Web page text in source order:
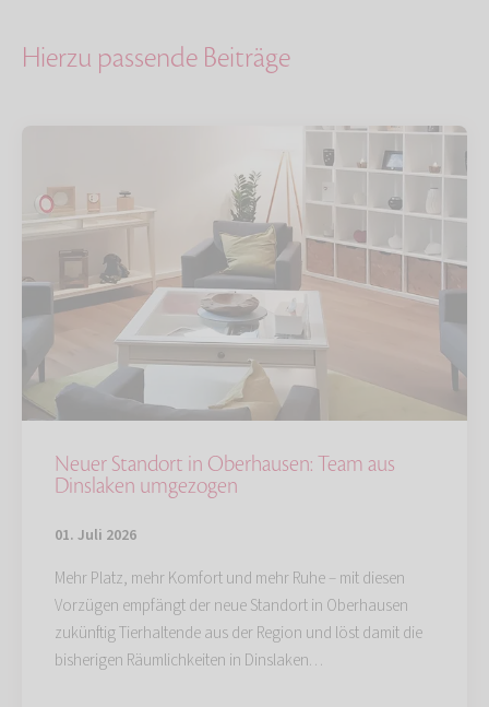
Hierzu passende Beiträge
Neuer Standort in Oberhausen: Team aus
Dinslaken umgezogen
01. Juli 2026
Mehr Platz, mehr Komfort und mehr Ruhe – mit diesen
Vorzügen empfängt der neue Standort in Oberhausen
zukünftig Tierhaltende aus der Region und löst damit die
bisherigen Räumlichkeiten in Dinslaken…